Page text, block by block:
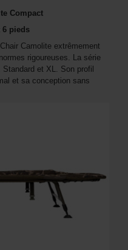
Compact
6 pieds
Camolite extrêmement
rigoureuses. La série
et XL. Son profil
et sa conception sans